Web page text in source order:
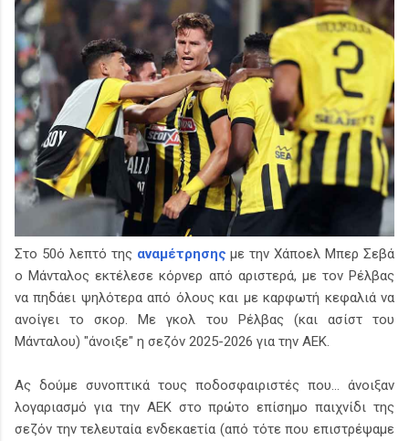
Στο 50ό λεπτό της αναμέτρησης με την Χάποελ Μπερ Σεβά
ο Μάνταλος εκτέλεσε κόρνερ από αριστερά, με τον Ρέλβας
να πηδάει ψηλότερα από όλους και με καρφωτή κεφαλιά να
ανοίγει το σκορ. Με γκολ του Ρέλβας (και ασίστ του
Μάνταλου) "άνοιξε" η σεζόν 2025-2026 για την ΑΕΚ.
Ας δούμε συνοπτικά τους ποδοσφαιριστές που... άνοιξαν
λογαριασμό για την ΑΕΚ στο πρώτο επίσημο παιχνίδι της
σεζόν την τελευταία ενδεκαετία (από τότε που επιστρέψαμε